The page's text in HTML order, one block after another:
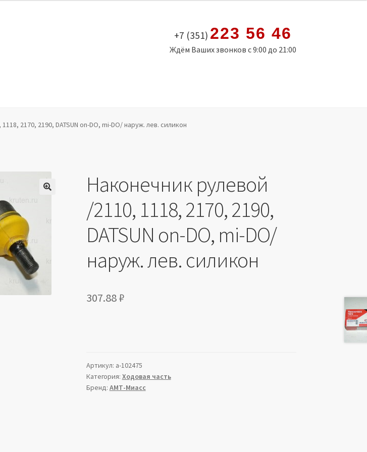
+7 (351) 223 56 46
Ждём Ваших звонков с 9:00 до 21:00
данныхПроизводители
2170, 2190, DATSUN on-DO, mi-DO/ наруж. лев. силикон
Наконечник рулевой
/2110, 1118, 2170, 2190,
DATSUN on-DO, mi-DO/
наруж. лев. силикон
307.88₽
Артикул: a-102475
Категория: Ходовая часть
Бренд: АМТ-Миасс